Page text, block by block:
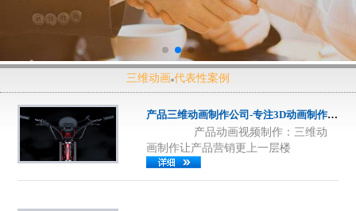
三维动画 代表性案例
产品三维动画制作公司-专注3D动画制作-山东济南产品宣传片制公司
产品动画视频制作：三维动
画制作让产品营销更上一层楼
随着科技的发展，产品动画视频已经成
为一种越来越受欢迎的营销方式。这种